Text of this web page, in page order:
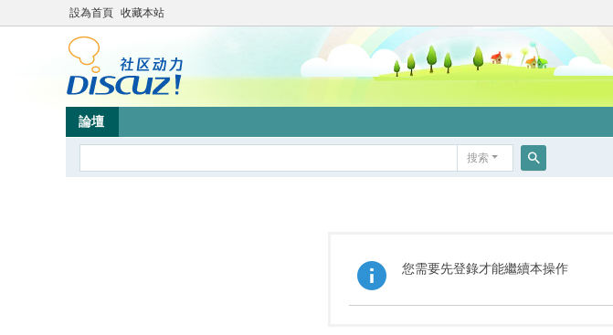
設為首頁 收藏本站
論壇
搜索
您需要先登錄才能繼續本操作